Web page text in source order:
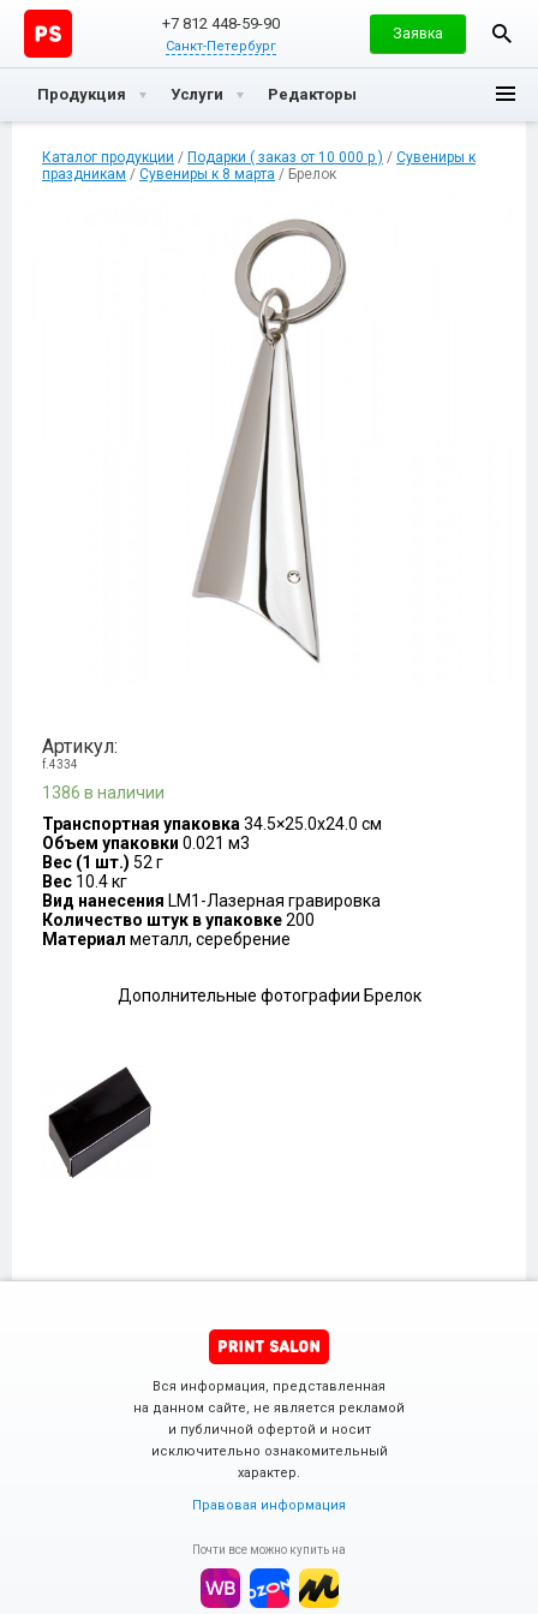
+7 812 448-59-90
Санкт-Петербург
Заявка
Продукция Услуги Редакторы
Каталог продукции / Подарки ( заказ от 10 000 р ) / Сувениры к
праздникам / Сувениры к 8 марта / Брелок
Артикул:
f.4334
1386 в наличии
Транспортная упаковка 34.5×25.0x24.0 см
Объем упаковки 0.021 м3
Вес (1 шт.) 52 г
Вес 10.4 кг
Вид нанесения LM1-Лазерная гравировка
Количество штук в упаковке200
Материал металл, серебрение
Дополнительные фотографии Брелок
Вся информация, представленная
на данном сайте, не является рекламой
и публичной офертой и носит
исключительно ознакомительный
характер.
Правовая информация
Почти все можно купить на